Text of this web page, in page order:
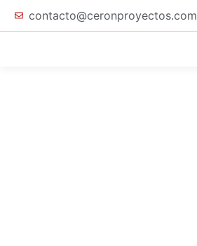
contacto@ceronproyectos.com